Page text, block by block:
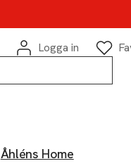
Logga in
Åhléns Home